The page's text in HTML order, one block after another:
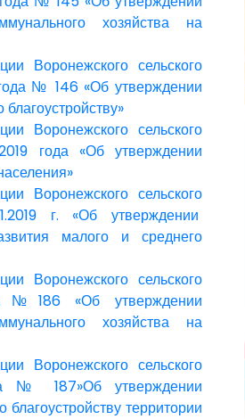
хозяйства на
Воронежского сельского
№ 146 «Об утверждении
Воронежского сельского
года «Об утверждении
Воронежского сельского
г. «Об утверждении
малого и среднего
Воронежского сельского
г.№186 «Об утверждении
хозяйства на
Воронежского сельского
№ 187»Об утверждении
территории